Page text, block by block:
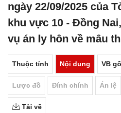
ngày 22/09/2025 của
khu vực 10 - Đồng
vụ án ly hôn về mâu
Thuộc tính Nội dung VB
Lược đồ Đính chính Án lệ
Tải về